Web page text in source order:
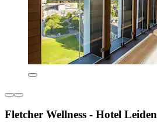
Fletcher Wellness - Hotel Leiden